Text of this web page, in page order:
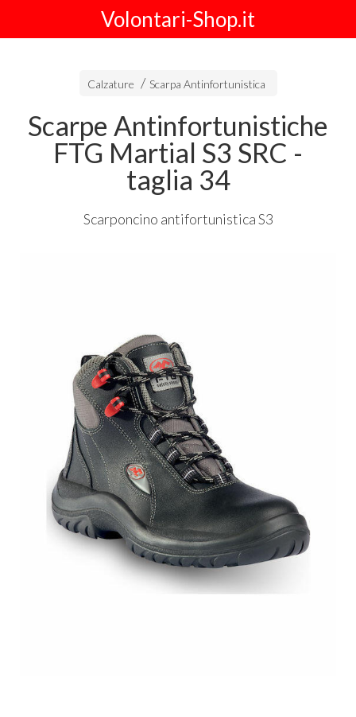
Volontari-Shop.it
Calzature Scarpa Antinfortunistica
Scarpe Antinfortunistiche
FTG Martial S3 SRC -
taglia 34
Scarponcino antifortunistica S3